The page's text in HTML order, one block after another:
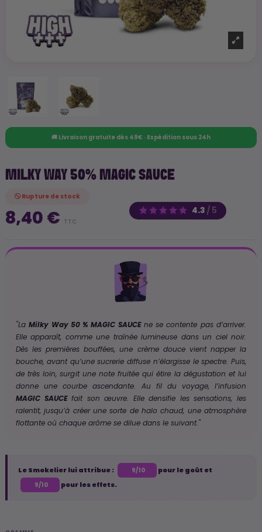
🚚 Livraison gratuite dès 49€ · Expédition sous 24h
MILKY WAY 50% MAGIC SAUCE
4.3 / 5
Rupture de stock
8,40 € TTC
"LaMilky Way 50 % MAGIC SAUCEne se contente pas d’arriver.
Elle apparaît, comme une traînée lumineuse dans un ciel noir.
Dès les premières bouffées, une crème douce vient napper la
bouche, avant qu’une sucrerie diffuse n’élargisse le spectre. Puis,
de très loin, surgit une note fruitée qui étire la dégustation et lui
donne une courbe ascendante. Au fil du voyage, l’infusion
MAGIC SAUCEfait son œuvre. Elle densifie les sensations, les
ralentit, jusqu’à créer une sorte de halo chaud, une atmosphère
flottante où chaque arôme se dilue dans le suivant."
Le Smokelier lui attribue : 9/10 pour le goût et
9/10 pour les effets.